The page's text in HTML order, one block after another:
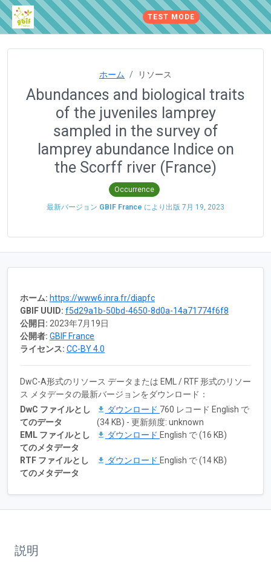
TEST MODE
ホーム リソース
Abundances and biological traits
of the juveniles lamprey
sampled in the survey of
lamprey abundance Indice on
the Scorff river (France)
Occurrence
最新バージョン GBIF France により出版 7月 19, 2023
ホーム: https://www6.inra.fr/diapfc
GBIF UUID: f5d29a1b-50bd-4650-8d0a-14a71774f6f8
公開日: 2023年7月19日
公開者: GBIF France
ライセンス: CC-BY 4.0
DwC-A形式のリソース データまたは EML / RTF 形式のリソー
ス メタデータの最新バージョンをダウンロード：
DwC ファイルとし
てのデータ
ダウンロード 760 レコード English で
(34 KB) - 更新頻度: unknown
EML ファイルとし
てのメタデータ
ダウンロード English で (16 KB)
RTF ファイルとし
てのメタデータ
ダウンロード English で (14 KB)
説明